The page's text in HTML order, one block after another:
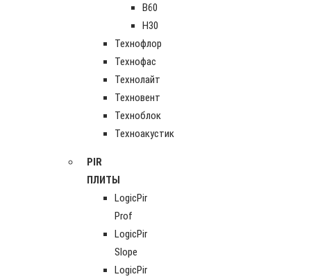
В60
Н30
Технофлор
Технофас
Технолайт
Техновент
Техноблок
Техноакустик
PIR
ПЛИТЫ
LogicPir
Prof
LogicPir
Slope
LogicPir